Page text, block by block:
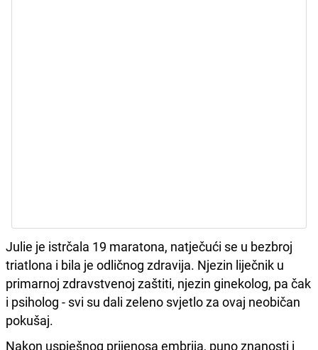
Julie je istrčala 19 maratona, natječući se u bezbroj
triatlona i bila je odličnog zdravija. Njezin liječnik u
primarnoj zdravstvenoj zaštiti, njezin ginekolog, pa čak
i psiholog - svi su dali zeleno svjetlo za ovaj neobičan
pokušaj.
Nakon uspješnog prijenosa embrija, puno znanosti i